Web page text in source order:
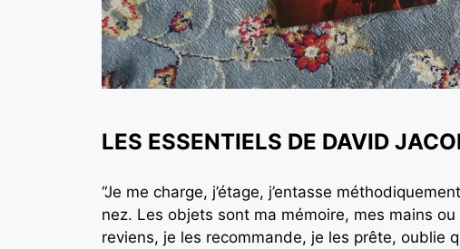
LES ESSENTIELS DE DAVID
“Je me charge, j’étage, j’entasse
nez. Les objets sont ma mémoire, mes mains ou
reviens, je les recommande, je les prête, oublie